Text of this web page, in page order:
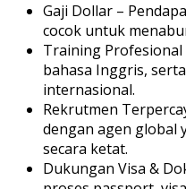
Gaji Dollar –
cocok untuk
Training
bahasa Inggris,
internasional.
Rekrutmen
dengan agen global
secara ketat.
Dukungan Visa &